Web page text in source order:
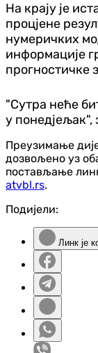
На крају је
процјене
нумеричких
информације
прогностичке
"Сутра неће
у понедјељак",
Преузимање
дозвољено уз
постављање
atvbl.rs.
Подијели:
Линк је